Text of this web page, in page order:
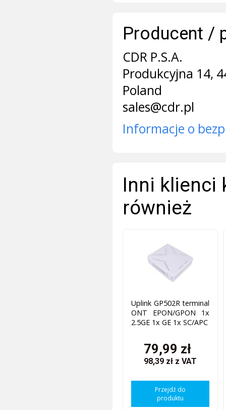
Producent /
CDR P.S.A.
Produkcyjna 14,
Poland
sales@cdr.pl
Informacje o
Inni klienci
również
Uplink GP502R terminal
ONT EPON/GPON 1x
2.5GE 1x GE 1x SC/APC
79,99 zł
98,39 zł z VAT
Przejdź do
produktu